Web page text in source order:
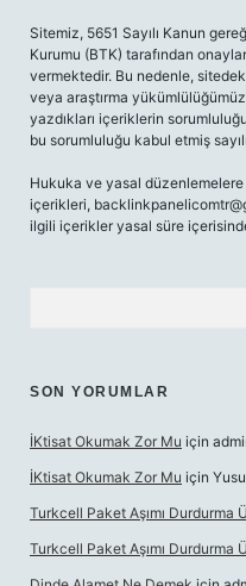
Sitemiz, 5651 Sayılı Kanun
Kurumu (BTK) tarafından
vermektedir. Bu nedenle,
veya araştırma
yazdıkları içeriklerin
bu sorumluluğu kabul etmiş
Hukuka ve yasal düzenlemelere
içerikleri,
ilgili içerikler yasal süre
SON YORUMLAR
İKtisat Okumak Zor Mu için
İKtisat Okumak Zor Mu için
Turkcell Paket Aşımı Durdurma
Turkcell Paket Aşımı Durdurma